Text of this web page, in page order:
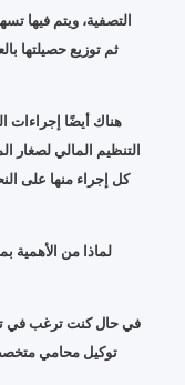
ثم توزيع حصيلتها
هناك أيضًا إجراءات
التنظيم المالي لصغار
كل إجراء منها على
لماذا من
في حال كنت ترغب في
توكيل محامي